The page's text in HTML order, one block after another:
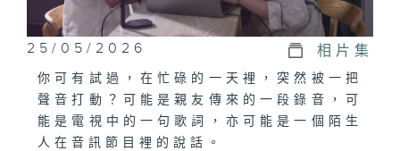
25/05/2026 相片集
你可有試過，在忙碌的一天裡，突然被一把
聲音打動？可能是親友傳來的一段錄音，可
能是電視中的一句歌詞，亦可能是一個陌生
人在音訊節目裡的說話。